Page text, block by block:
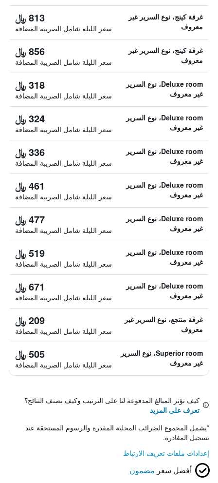
غرفة كينج، نوع السرير غير
معروف
813 ﷼
سعر الليلة شامل الصريبة المضافة
غرفة كينج، نوع السرير غير
معروف
856 ﷼
سعر الليلة شامل الصريبة المضافة
Deluxe room، نوع السرير
غير معروف
318 ﷼
سعر الليلة شامل الصريبة المضافة
Deluxe room، نوع السرير
غير معروف
324 ﷼
سعر الليلة شامل الصريبة المضافة
Deluxe room، نوع السرير
غير معروف
336 ﷼
سعر الليلة شامل الصريبة المضافة
Deluxe room، نوع السرير
غير معروف
461 ﷼
سعر الليلة شامل الصريبة المضافة
Deluxe room، نوع السرير
غير معروف
477 ﷼
سعر الليلة شامل الصريبة المضافة
Deluxe room، نوع السرير
غير معروف
519 ﷼
سعر الليلة شامل الصريبة المضافة
Deluxe room، نوع السرير
غير معروف
671 ﷼
سعر الليلة شامل الصريبة المضافة
غرفة منتجع، نوع السرير غير
معروف
209 ﷼
سعر الليلة شامل الصريبة المضافة
Superior room، نوع السرير
غير معروف
505 ﷼
سعر الليلة شامل الصريبة المضافة
كيف تؤثر المبالغ المدفوعة لنا على الترتيب وكيف نصنف النتائج؟
تعرف على المزيد
*يشمل المجموع الضرائب المحلية المقدرة والرسوم المستحقة عند
تسجيل المغادرة.
إعدادات ملفات تعريف الارتباط
أفضل سعر مضمون